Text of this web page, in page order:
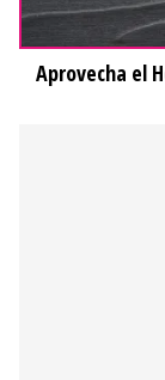
Aprovecha el